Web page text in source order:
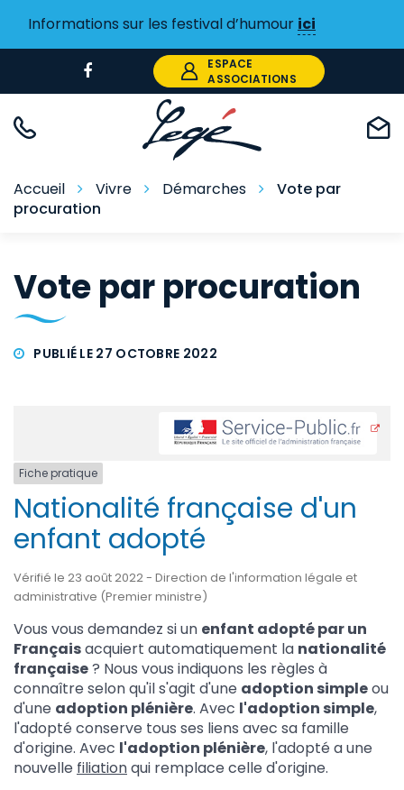
Informations sur les festival d’humour ici
vers
Facebook
ESPACE
ASSOCIATIONS
Accueil Vivre Démarches
Vote par
procuration
Vote par procuration
PUBLIÉ LE 27 OCTOBRE 2022
Fiche pratique
Nationalité française d'un
enfant adopté
Vérifié le 23 août 2022 - Direction de l'information légale et
administrative (Premier ministre)
Vous vous demandez si un enfant adopté par un
Françaisacquiert automatiquement la nationalité
française? Nous vous indiquons les règles à
connaître selon qu'il s'agit d'une adoption simpleou
d'une adoption plénière. Avec l'adoption simple,
l'adopté conserve tous ses liens avec sa famille
d'origine. Avec l'adoption plénière, l'adopté a une
nouvelle filiationqui remplace celle d'origine.